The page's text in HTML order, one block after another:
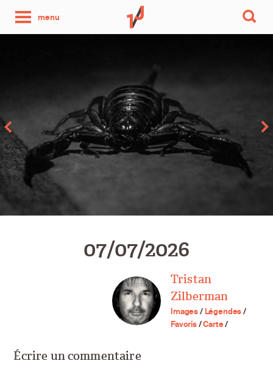
menu
par
jour
07/07/2026
Tristan
Zilberman
Images/Légendes/
Favoris/Carte/
Écrire un commentaire